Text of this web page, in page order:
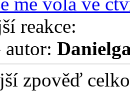
zpověď:
mě vola ve
reakce:
autor: